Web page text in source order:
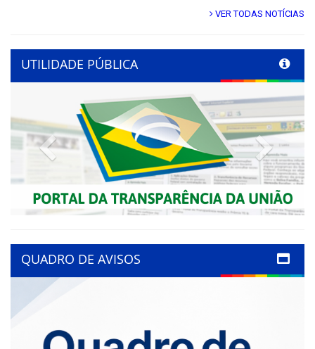
VER TODAS NOTÍCIAS
UTILIDADE PÚBLICA
Previous Next
QUADRO DE AVISOS